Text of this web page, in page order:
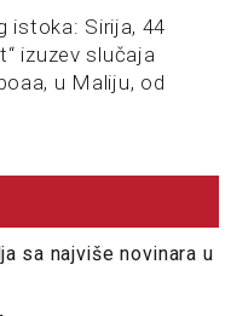
istoka: Sirija, 44
izuzev slučaja
u Maliju, od
sa najviše novinara u